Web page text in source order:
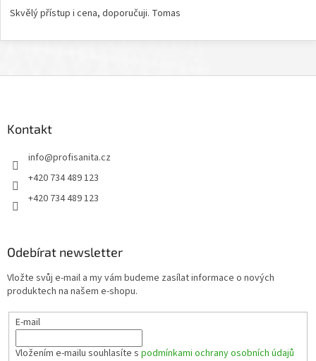
Skvělý přístup i cena, doporučuji. Tomas
Kontakt
info@profisanita.cz
+420 734 489 123
+420 734 489 123
Odebírat newsletter
Vložte svůj e-mail a my vám budeme zasílat informace o nových
produktech na našem e-shopu.
E-mail
Vložením e-mailu souhlasíte s podmínkami ochrany osobních údajů